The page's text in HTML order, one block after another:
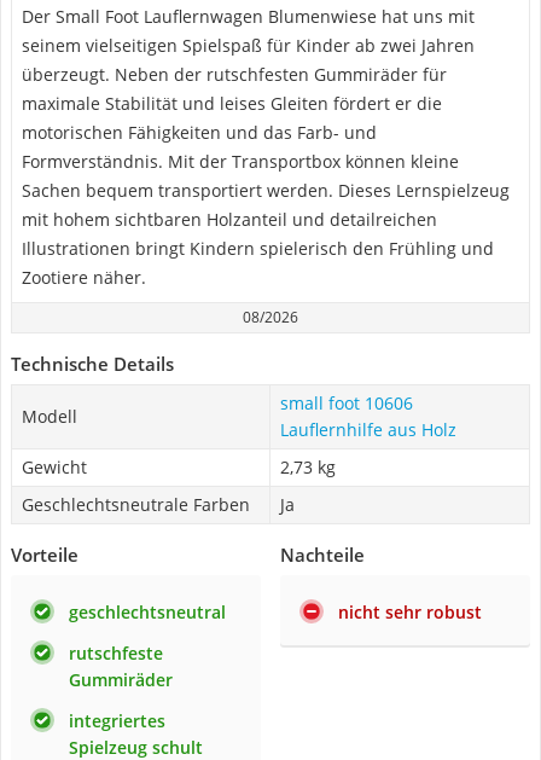
Der Small Foot Lauflernwagen Blumenwiese hat uns mit
seinem vielseitigen Spielspaß für Kinder ab zwei Jahren
überzeugt. Neben der rutschfesten Gummiräder für
maximale Stabilität und leises Gleiten fördert er die
motorischen Fähigkeiten und das Farb- und
Formverständnis. Mit der Transportbox können kleine
Sachen bequem transportiert werden. Dieses Lernspielzeug
mit hohem sichtbaren Holzanteil und detailreichen
Illustrationen bringt Kindern spielerisch den Frühling und
Zootiere näher.
08/2026
Technische Details
Modell
small foot 10606
Lauflernhilfe aus Holz
Gewicht
2,73 kg
Geschlechtsneutrale Farben
Ja
Vorteile
geschlechtsneutral
rutschfeste
Gummiräder
integriertes
Spielzeug schult
Nachteile
nicht sehr robust